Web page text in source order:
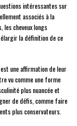
intéressantes sur
associés à la
cheveux longs
la définition de ce
une affirmation de leur
vu comme une forme
plus nuancée et
de défis, comme faire
plus conservateurs.